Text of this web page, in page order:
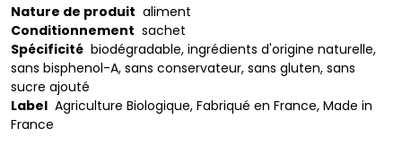
Nature de produit aliment
Conditionnement sachet
Spécificité biodégradable, ingrédients d'origine naturelle,
sans bisphenol-A, sans conservateur, sans gluten, sans
sucre ajouté
Label Agriculture Biologique, Fabriqué en France, Made in
France